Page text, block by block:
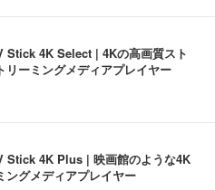
Stick 4K Select | 4Kの高画質スト
リーミングメディアプレイヤー
Stick 4K Plus | 映画館のような4K
ングメディアプレイヤー